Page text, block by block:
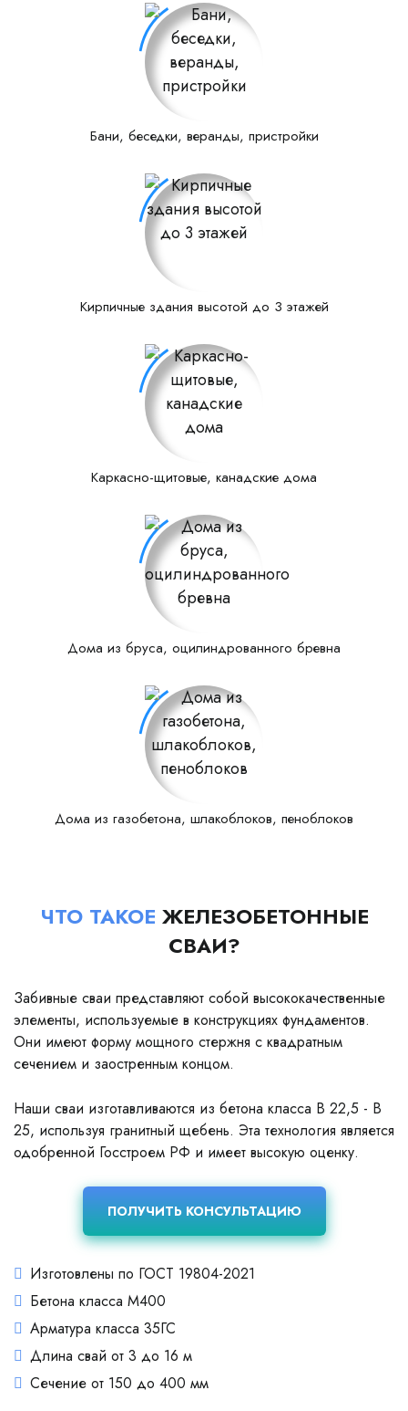
Бани, беседки, веранды, пристройки
Кирпичные здания высотой до 3 этажей
Каркасно-щитовые, канадские дома
Дома из бруса, оцилиндрованного бревна
Дома из газобетона, шлакоблоков, пеноблоков
ЧТО ТАКОЕ ЖЕЛЕЗОБЕТОННЫЕ
СВАИ?
Забивные сваи представляют собой высококачественные
элементы, используемые в конструкциях фундаментов.
Они имеют форму мощного стержня с квадратным
сечением и заостренным концом.
Наши сваи изготавливаются из бетона класса В 22,5 - В
25, используя гранитный щебень. Эта технология является
одобренной Госстроем РФ и имеет высокую оценку.
ПОЛУЧИТЬ КОНСУЛЬТАЦИЮ
Изготовлены по ГОСТ 19804-2021
Бетона класса М400
Арматура класса 35ГС
Длина свай от 3 до 16 м
Сечение от 150 до 400 мм